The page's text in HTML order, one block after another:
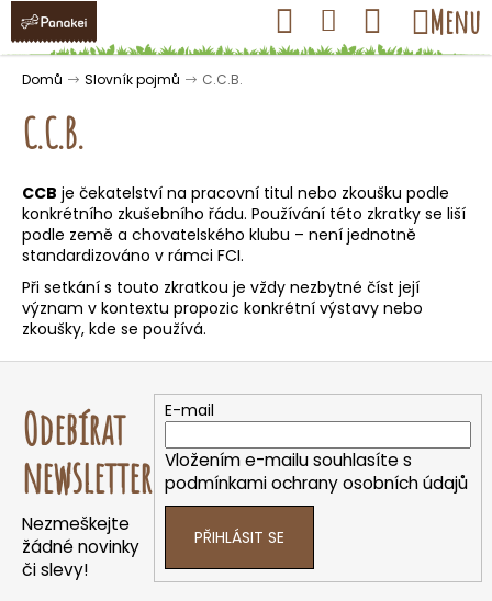
Přejít
obsah
Hledat Přihlášení
Nákupní
košík
Menu
Domů Slovník pojmů C.C.B.
C.C.B.
CCB je čekatelství na pracovní titul nebo zkoušku podle
konkrétního zkušebního řádu. Používání této zkratky se liší
podle země a chovatelského klubu – není jednotně
standardizováno v rámci FCI.
Při setkání s touto zkratkou je vždy nezbytné číst její
význam v kontextu propozic konkrétní výstavy nebo
zkoušky, kde se používá.
K
o Zpět
Zpět
C
o
p
o
t
ř
b
u
j
e
t
e
n
Odebírat
newsletter
Nezmeškejte
žádné novinky
či slevy!
E-mail
Vložením e-mailu souhlasíte s
podmínkami ochrany osobních údajů
PŘIHLÁSIT SE